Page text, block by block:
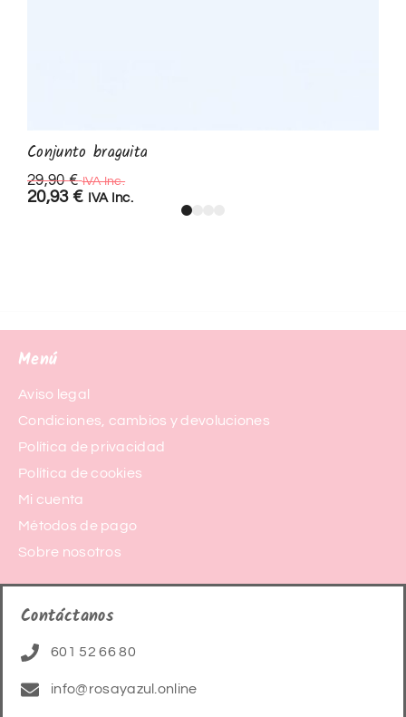
Conjunto braguita
29,90€ IVA Inc.
20,93 € IVA Inc.
Menú
Aviso legal
Condiciones, cambios y devoluciones
Política de privacidad
Política de cookies
Mi cuenta
Métodos de pago
Sobre nosotros
Contáctanos
601 52 66 80
info@rosayazul.online